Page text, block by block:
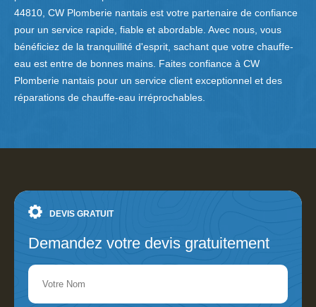
44810, CW Plomberie nantais est votre partenaire de confiance
pour un service rapide, fiable et abordable. Avec nous, vous
bénéficiez de la tranquillité d'esprit, sachant que votre chauffe-
eau est entre de bonnes mains. Faites confiance à CW
Plomberie nantais pour un service client exceptionnel et des
réparations de chauffe-eau irréprochables.
DEVIS GRATUIT
Demandez votre devis gratuitement